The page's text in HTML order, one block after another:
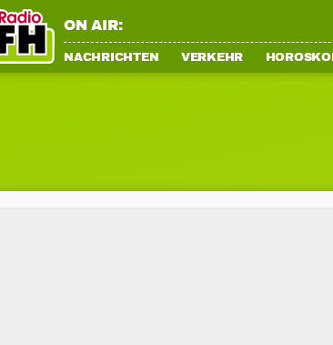
ON AIR:
NACHRICHTEN VERKEHR